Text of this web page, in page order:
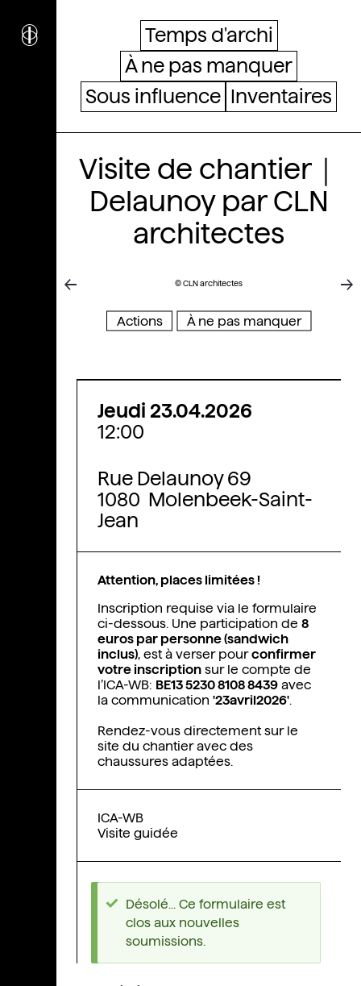
i culturel
rchitecture
Wallonie-Bruxelles
Temps d'archi
À ne pas manquer
Sous influence Inventaires
Visite de chantier｜
Delaunoy par CLN
architectes
© CLN architectes
Actions À ne pas manquer
Jeudi 23.04.2026
12:00
Rue Delaunoy 69
1080 Molenbeek-Saint-
Jean
Attention, places limitées !
Inscription requise via le formulaire
ci-dessous. Une participation de 8
euros par personne (sandwich
inclus), est à verser pourconfirmer
votre inscription sur le compte de
l’ICA-WB: BE13 5230 8108 8439 avec
la communication '23avril2026'.
Rendez-vous directement sur le
site du chantier avec des
chaussures adaptées.
ICA-WB
Visite guidée
Désolé... Ce formulaire est
clos aux nouvelles
soumissions.